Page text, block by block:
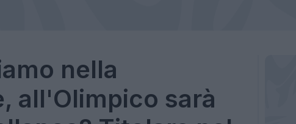
nella
all'Olimpico sarà